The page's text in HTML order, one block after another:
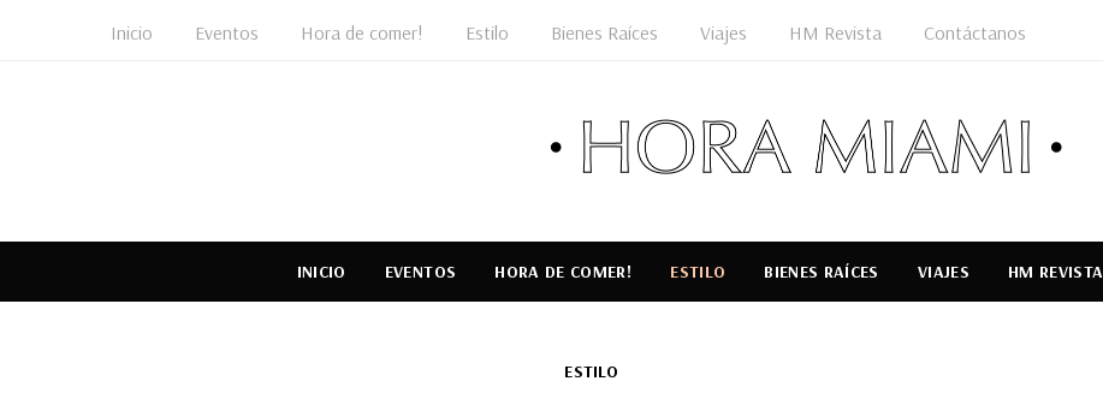
Inicio Eventos Hora de comer! Estilo Bienes Raíces Viajes HM Revista Contáctanos
INICIO EVENTOS HORA DE COMER! ESTILO BIENES RAÍCES VIAJES HM REVISTA
ESTILO